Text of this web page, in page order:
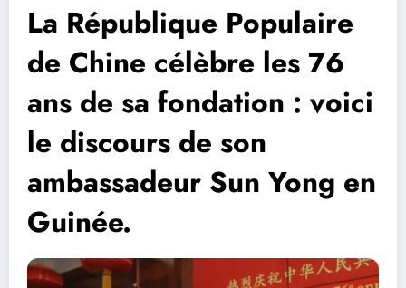
La République Populaire
de Chine célèbre les 76
ans de sa fondation : voici
le discours de son
ambassadeur Sun Yong en
Guinée.